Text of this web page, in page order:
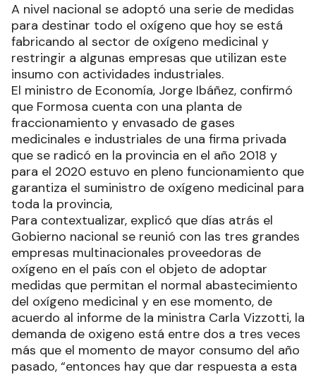
A nivel nacional se adoptó una serie de medidas
para destinar todo el oxígeno que hoy se está
fabricando al sector de oxígeno medicinal y
restringir a algunas empresas que utilizan este
insumo con actividades industriales.
El ministro de Economía, Jorge Ibáñez, confirmó
que Formosa cuenta con una planta de
fraccionamiento y envasado de gases
medicinales e industriales de una firma privada
que se radicó en la provincia en el año 2018 y
para el 2020 estuvo en pleno funcionamiento que
garantiza el suministro de oxígeno medicinal para
toda la provincia,
Para contextualizar, explicó que días atrás el
Gobierno nacional se reunió con las tres grandes
empresas multinacionales proveedoras de
oxígeno en el país con el objeto de adoptar
medidas que permitan el normal abastecimiento
del oxígeno medicinal y en ese momento, de
acuerdo al informe de la ministra Carla Vizzotti, la
demanda de oxigeno está entre dos a tres veces
más que el momento de mayor consumo del año
pasado, “entonces hay que dar respuesta a esta